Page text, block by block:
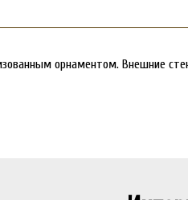
орнаментом. Внешние